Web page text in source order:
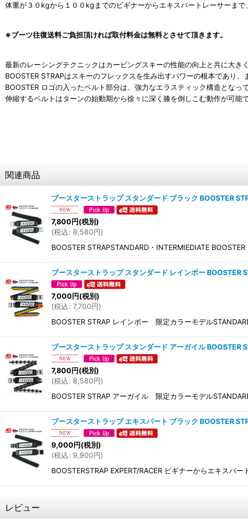
体重が３０kgから１００kgまでのビギナーからエキスパートレーサーま
※ブーツ往復送料ご負担頂ければ取付料金は無料とさせて頂きます。
最新のレーシングテクニックはカービングスキーの性能の向上と共に大き
BOOSTER STRAPはスキーのフレックスを生み出すパワーの根本であり
BOOSTER ロゴの入ったベルト部分は、強力なエラスティック構造とな
伸縮するベルトはターンの始動期から徐々に深く膝を倒しこむ動作が可能
関連商品
ブースターストラップ スタンダード ブラック BOOSTER
7,800円(税別)
(税込: 8,580円)
BOOSTER STRAPSTANDARD・INTERMIEDIATE
ブースターストラップ スタンダード レインボー
7,000円(税別)
(税込: 7,700円)
BOOSTER STRAP レインボー 限定カラーモデル
ブースターストラップ スタンダード アーガイル
7,800円(税別)
(税込: 8,580円)
BOOSTER STRAP アーガイル 限定カラーモデル
ブースターストラップ エキスパート ブラック BOOSTER
9,000円(税別)
(税込: 9,900円)
BOOSTERSTRAP EXPERT/RACER ビギナーからエキスパ
レビュー